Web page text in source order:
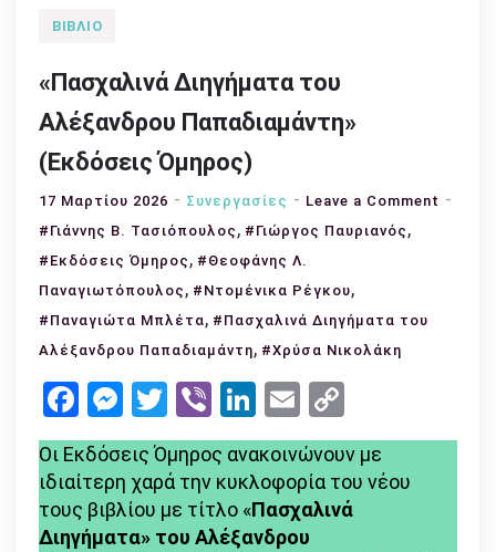
ΒΙΒΛΊΟ
«Πασχαλινά Διηγήματα του
Αλέξανδρου Παπαδιαμάντη»
(Εκδόσεις Όμηρος)
17 Μαρτίου 2026 Συνεργασίες Leave a Comment on
#Γιάννης Β. Τασιόπουλος , #Γιώργος Παυριανός ,
#Εκδόσεις Όμηρος , #Θεοφάνης Λ.
Παναγιωτόπουλος , #Ντομένικα Ρέγκου,
#Παναγιώτα Μπλέτα, #Πασχαλινά Διηγήματα του
Αλέξανδρου Παπαδιαμάντη, #Χρύσα Νικολάκη
Facebook
Messenger
Twitter
ViberLinkedIn
Email
Link
Οι Εκδόσεις Όμηρος ανακοινώνουν με
ιδιαίτερη χαρά την κυκλοφορία του νέου
τους βιβλίου με τίτλο «Πασχαλινά
Διηγήματα» του Αλέξανδρου